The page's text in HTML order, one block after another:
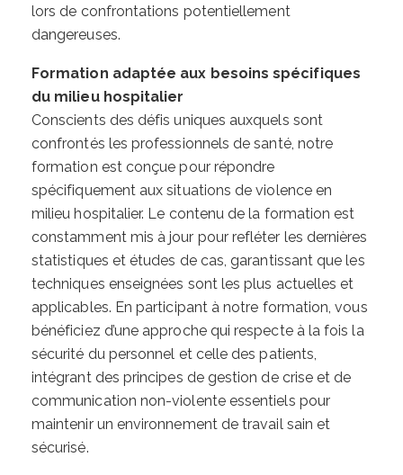
lors de confrontations potentiellement
dangereuses.
Formation adaptée aux besoins spécifiques
du milieu hospitalier
Conscients des défis uniques auxquels sont
confrontés les professionnels de santé, notre
formation est conçue pour répondre
spécifiquement aux situations de violence en
milieu hospitalier. Le contenu de la formation est
constamment mis à jour pour refléter les dernières
statistiques et études de cas, garantissant que les
techniques enseignées sont les plus actuelles et
applicables. En participant à notre formation, vous
bénéficiez d’une approche qui respecte à la fois la
sécurité du personnel et celle des patients,
intégrant des principes de gestion de crise et de
communication non-violente essentiels pour
maintenir un environnement de travail sain et
sécurisé.